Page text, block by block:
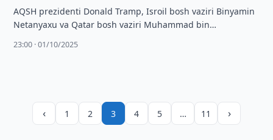
AQSH prezidenti Donald Tramp, Isroil bosh vaziri Binyamin
Netanyaxu va Qatar bosh vaziri Muhammad bin
23:00 · 01/10/2025
‹ 1 2 3 4 5 … 11 ›